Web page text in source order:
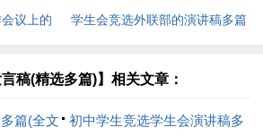
议上的
学生会竞选外联部的演讲稿多篇
稿(精选多篇)】相关文章：
篇(全文
初中学生竞选学生会演讲稿多